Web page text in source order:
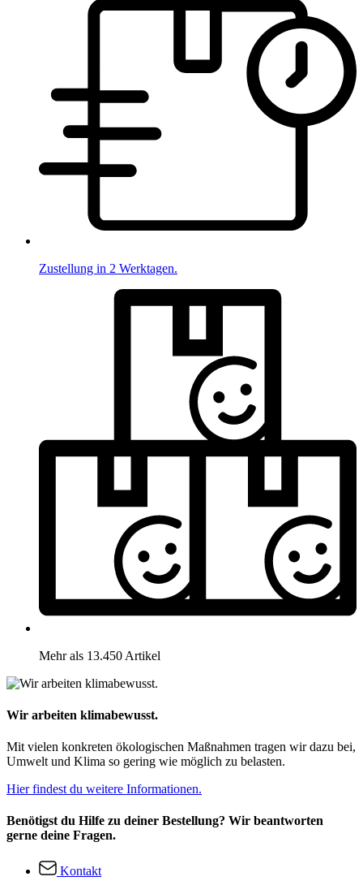
Zustellung in 2 Werktagen.
Mehr als 13.450 Artikel
Wir arbeiten klimabewusst.
Mit vielen konkreten ökologischen Maßnahmen tragen wir dazu bei,
Umwelt und Klima so gering wie möglich zu belasten.
Hier findest du weitere Informationen.
Benötigst du Hilfe zu deiner Bestellung? Wir beantworten
gerne deine Fragen.
Kontakt